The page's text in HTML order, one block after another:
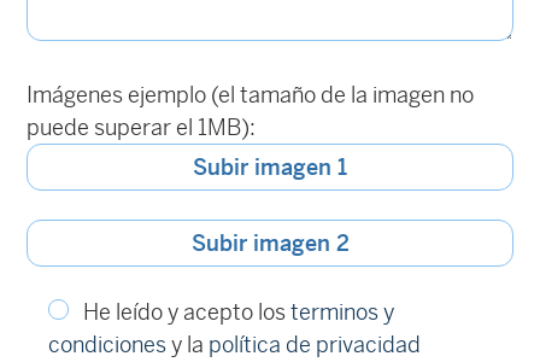
Imágenes ejemplo (el tamaño de la imagen no
puede superar el 1MB):
Subir imagen 1
Subir imagen 2
He leído y acepto losterminos y
condicionesy la política de privacidad